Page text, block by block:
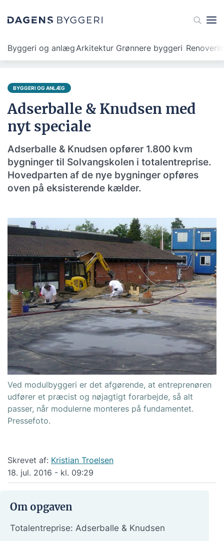
Byggeri og anlægArkitektur Grønnere byggeri
BYGGERI OG ANLÆG
Adserballe & Knudsen med
nyt speciale
Adserballe & Knudsen opfører 1.800 kvm
bygninger til Solvangskolen i totalentreprise.
Hovedparten af de nye bygninger opføres
oven på eksisterende kælder.
Ved modulbyggeri er det afgørende, at entreprenøren
udfører et præcist og nøjagtigt forarbejde, så alt
passer, når modulerne monteres på fundamentet.
Pressefoto.
Skrevet af: Kristian Troelsen
18. jul. 2016 - kl. 09:29
Om opgaven
Totalentreprise: Adserballe & Knudsen